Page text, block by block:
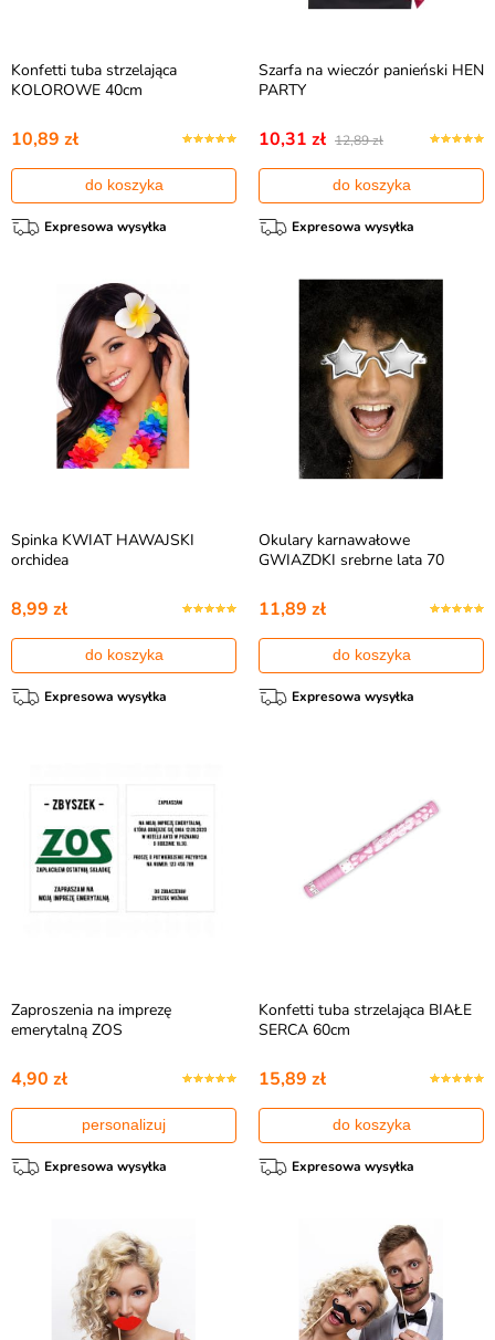
Konfetti tuba strzelająca
KOLOROWE 40cm
10,89 zł
do koszyka
Expresowa wysyłka
Szarfa na wieczór panieński HEN
PARTY
10,31 zł 12,89 zł
do koszyka
Expresowa wysyłka
Spinka KWIAT HAWAJSKI
orchidea
8,99 zł
do koszyka
Expresowa wysyłka
Okulary karnawałowe
GWIAZDKI srebrne lata 70
11,89 zł
do koszyka
Expresowa wysyłka
Zaproszenia na imprezę
emerytalną ZOS
4,90 zł
personalizuj
Expresowa wysyłka
Konfetti tuba strzelająca BIAŁE
SERCA 60cm
15,89 zł
do koszyka
Expresowa wysyłka